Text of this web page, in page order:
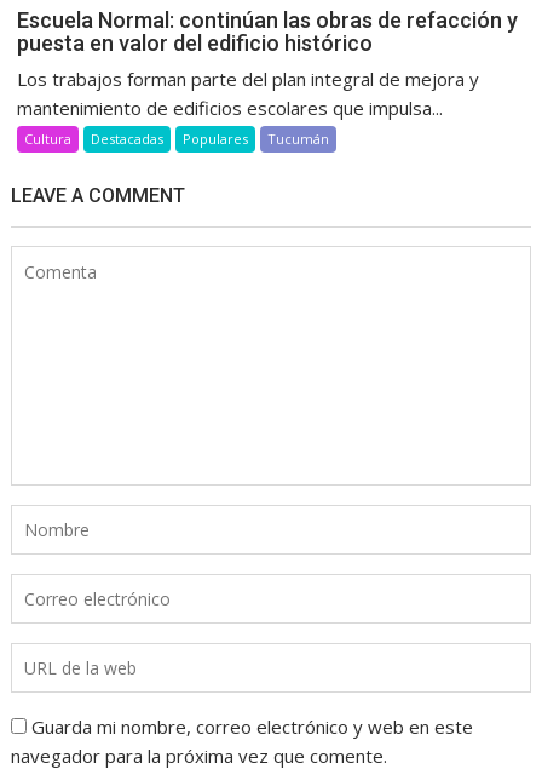
Escuela Normal: continúan las obras de refacción y
puesta en valor del edificio histórico
Los trabajos forman parte del plan integral de mejora y
mantenimiento de edificios escolares que impulsa...
Cultura Destacadas Populares Tucumán
LEAVE A COMMENT
Guarda mi nombre, correo electrónico y web en este
navegador para la próxima vez que comente.